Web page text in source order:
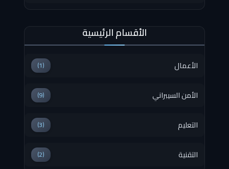
الأقسام الرئيسية
الأعمال (1)
الأمن السيبراني (9)
التعليم (3)
التقنية (2)